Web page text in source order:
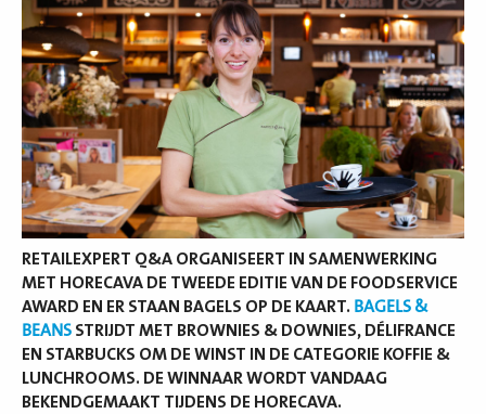
RETAILEXPERT Q&A ORGANISEERT IN SAMENWERKING
MET HORECAVA DE TWEEDE EDITIE VAN DE FOODSERVICE
AWARD EN ER STAAN BAGELS OP DE KAART. BAGELS &
BEANS STRIJDT MET BROWNIES & DOWNIES, DÉLIFRANCE
EN STARBUCKS OM DE WINST IN DE CATEGORIE KOFFIE &
LUNCHROOMS. DE WINNAAR WORDT VANDAAG
BEKENDGEMAAKT TIJDENS DE HORECAVA.